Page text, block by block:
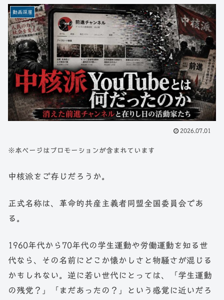
動画深層
2026.07.01
※本ページはプロモーションが含まれています
中核派をご存じだろうか。
正式名称は、革命的共産主義者同盟全国委員会であ
る。
1960年代から70年代の学生運動や労働運動を知る世
代なら、その名前にどこか懐かしさと物騒さが混じる
かもしれない。逆に若い世代にとっては、「学生運動
の残党？」「まだあったの？」という感覚に近いだろ